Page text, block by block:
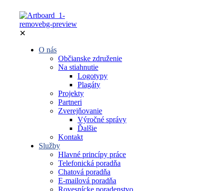
✕
O nás
Občianske združenie
Na stiahnutie
Logotypy
Plagáty
Projekty
Partneri
Zverejňovanie
Výročné správy
Ďalšie
Kontakt
Služby
Hlavné princípy práce
Telefonická poradňa
Chatová poradňa
E-mailová poradňa
Rovesnícke poradenstvo